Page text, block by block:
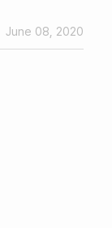
June 08, 2020